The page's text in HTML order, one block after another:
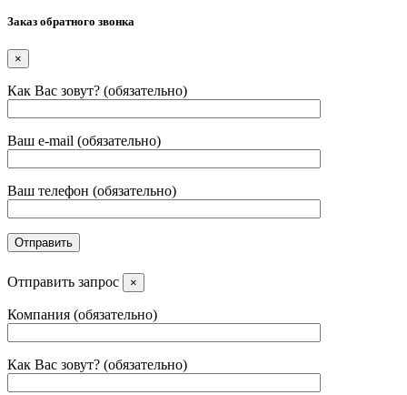
Заказ обратного звонка
×
Как Вас зовут? (обязательно)
Ваш e-mail (обязательно)
Ваш телефон (обязательно)
Отправить запрос ×
Компания (обязательно)
Как Вас зовут? (обязательно)